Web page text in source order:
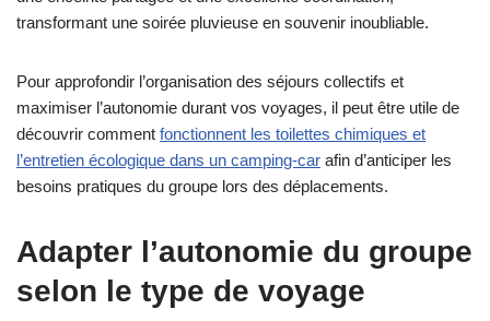
transformant une soirée pluvieuse en souvenir inoubliable.
Pour approfondir l’organisation des séjours collectifs et
maximiser l’autonomie durant vos voyages, il peut être utile de
découvrir comment fonctionnent les toilettes chimiques et
l’entretien écologique dans un camping-car afin d’anticiper les
besoins pratiques du groupe lors des déplacements.
Adapter l’autonomie du groupe
selon le type de voyage